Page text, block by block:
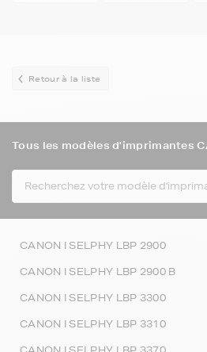
Retour à la liste
Tous les modèles d'imprimantes
CANON I SELPHY LBP 2900
CANON I SELPHY LBP 2900 B
CANON I SELPHY LBP 3300
CANON I SELPHY LBP 3310